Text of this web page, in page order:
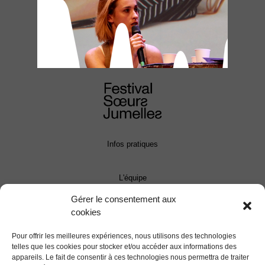
Gérer le consentement aux
cookies
Pour offrir les meilleures expériences, nous utilisons des technologies
telles que les cookies pour stocker et/ou accéder aux informations des
appareils. Le fait de consentir à ces technologies nous permettra de traiter
Infos pratiques
L'équipe
Presse